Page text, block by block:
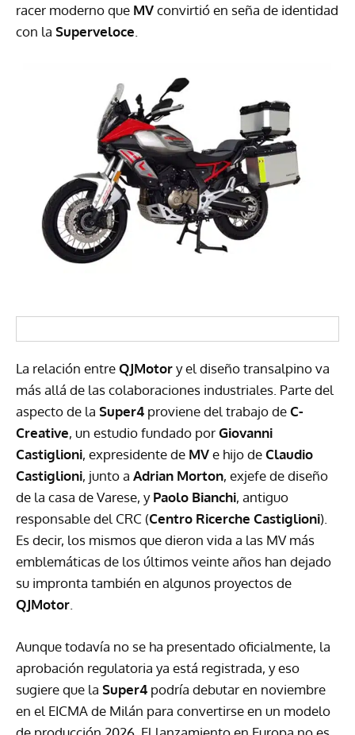
racer moderno que MVconvirtió en seña de identidad
con la Superveloce
La relación entreQJMotory el diseño transalpino va
más allá de las colaboraciones industriales. Parte del
aspecto de la Super4 proviene del trabajo deC-
Creative, un estudio fundado porGiovanni
Castiglioni, expresidente de MVe hijo deClaudio
Castiglioni, junto a Adrian Morton, exjefe de diseño
de la casa de Varese, yPaolo Bianchi, antiguo
responsable del CRC (Centro Ricerche Castiglioni).
Es decir, los mismos que dieron vida a las MV más
emblemáticas de los últimos veinte años han dejado
su impronta también en algunos proyectos de
QJMotor
Aunque todavía no se ha presentado oficialmente, la
aprobación regulatoria ya está registrada, y eso
sugiere que la Super4 podría debutar en noviembre
en el EICMA de Milán para convertirse en un modelo